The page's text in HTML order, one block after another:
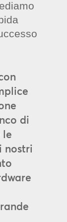
di
le
nostri